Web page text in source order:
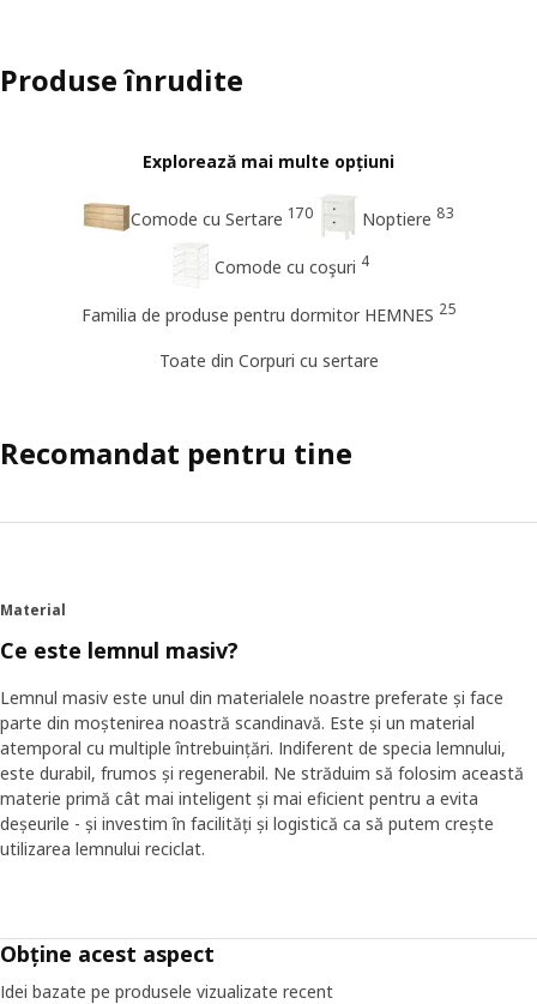
Produse înrudite
Explorează mai multe opțiuni
Comode cu Sertare 170 Noptiere 83
Comode cu coşuri 4
Familia de produse pentru dormitor HEMNES 25
Toate din Corpuri cu sertare
Recomandat pentru tine
Material
Ce este lemnul masiv?
Lemnul masiv este unul din materialele noastre preferate și face
parte din moștenirea noastră scandinavă. Este și un material
atemporal cu multiple întrebuințări. Indiferent de specia lemnului,
este durabil, frumos și regenerabil. Ne străduim să folosim această
materie primă cât mai inteligent și mai eficient pentru a evita
deșeurile - și investim în facilități și logistică ca să putem crește
utilizarea lemnului reciclat.
Obține acest aspect
Idei bazate pe produsele vizualizate recent